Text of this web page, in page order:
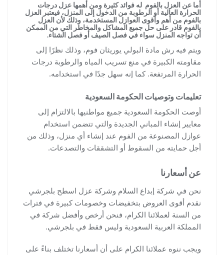
أما عن العزل بالفوم له فوائد كثيرة ومن أهمها عزل درجات
الحرارة العالية أو الرطوبة من الدخول إلى المنزل، فيعتبر العزل
بالفوم من أهم وأقوى العوازل المستخدمة، وذلك لأن العزل
بالفوم قادر على حل جميع المشاكل والمخاطر التي من الممكن
أن تواجه المنزل سواء في فصل الصيف أو فصل الشتاء.
ويتم فيه رش مادة البولي يوريثان فوم، وذلك نظرًا إلى
مقاومته الكبيرة في منع تسريب المياه والرطوبة درجات
الحرارة المرتفعة. كما إنه سهل جدًا في استخدامه.
تعليمات وتوصيات الحكومة السعودية
أوصت الحكومة السعودية جميع مواطنيها بالالتزام إلى
معايير إنشاء المباني الجديدة والتي تتضمن استخدام
عوازل المصنوعة من الفوم عند إنشاء أي منزل، وذلك من
أجل حمايته من السقوط أو التشققات والتصدعات.
عن أسعارنا
نحن في شركة إبداع السلام وشركة عزل اسطح بلجرشي
نقدم أقوى العروض بتخفيضات وخصومات كبيرة في فترات
من السنة لعملائنا الكرام، فنحن أرخص وأفضل شركة في
المملكة العربية السعودية وليس فقط في بلجرشي.
ويجب ننوه عملائنا الكرام على أن أسعارنا تختلف بناءً على